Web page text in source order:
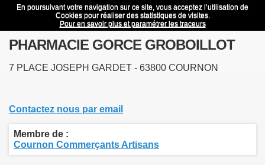
En poursuivant votre navigation sur ce site, vous acceptez l’utilisation de
Cookies pour réaliser des statistiques de visites.
Pour en savoir plus et paramétrer les traceurs
PHARMACIE GORCE GROBOILLOT Menu
PHARMACIE GORCE GROBOILLOT
7 PLACE JOSEPH GARDET - 63800 COURNON
Contactez nous par email
Membre de :
Cournon Commerçants Artisans